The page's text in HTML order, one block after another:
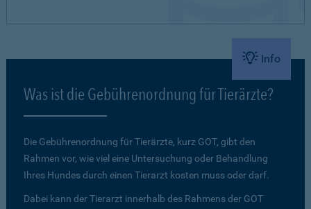
Info
Was ist die Gebührenordnung für Tierärzte?
Die Gebührenordnung für Tierärzte, kurz GOT, gibt den
Rahmen vor, wie viel eine Untersuchung oder Behandlung
Ihres Hundes durch einen Tierarzt kosten muss oder darf.
Dabei kann der Tierarzt innerhalb des Rahmens der GOT